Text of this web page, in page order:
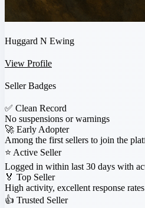
Huggard N Ewing
View Profile
Seller Badges
✅ Clean Record
No suspensions or warnings
🚀 Early Adopter
Among the first sellers to join the
⭐ Active Seller
Logged in within last 30 days with
🏅 Top Seller
High activity, excellent response rates
👍 Trusted Seller